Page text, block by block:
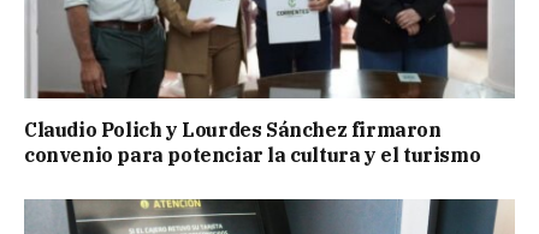
Claudio Polich y Lourdes Sánchez firmaron
convenio para potenciar la cultura y el turismo